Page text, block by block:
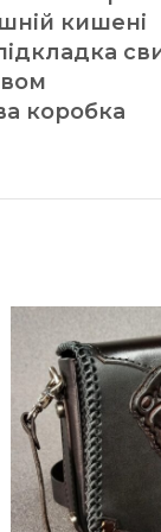
кишені
коробка